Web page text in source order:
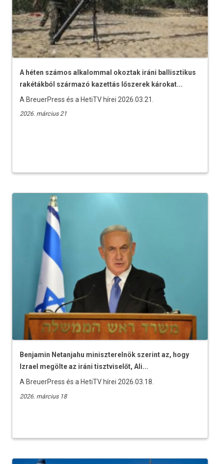
A héten számos alkalommal okoztak iráni ballisztikus
rakétákból származó kazettás lőszerek károkat...
A BreuerPress és a HetiTV hírei 2026.03.21.
2026. március 21
Benjamin Netanjahu miniszterelnök szerint az, hogy
Izrael megölte az iráni tisztviselőt, Ali...
A BreuerPress és a HetiTV hírei 2026.03.18.
2026. március 18